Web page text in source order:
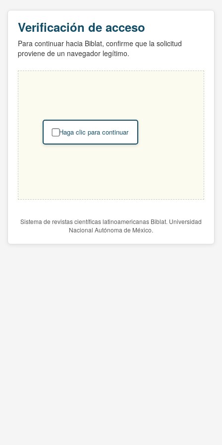
Verificación de acceso
Para continuar hacia Biblat, confirme que la solicitud
proviene de un navegador legítimo.
Haga clic para continuar
Sistema de revistas científicas latinoamericanas Biblat. Universidad
Nacional Autónoma de México.